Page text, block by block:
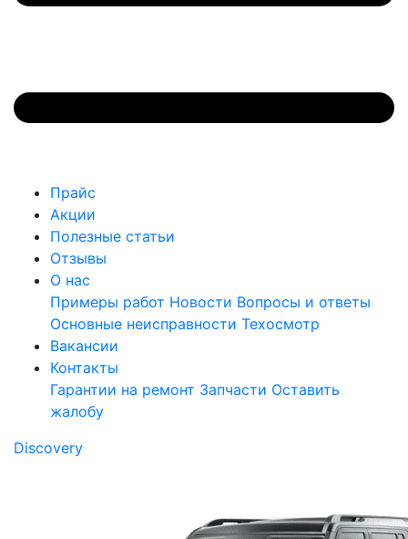
Прайс
Акции
Полезные статьи
Отзывы
О нас
Примеры работ Новости Вопросы и ответы
Основные неисправности Техосмотр
Вакансии
Контакты
Гарантии на ремонт Запчасти Оставить
жалобу
Discovery